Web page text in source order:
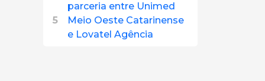
5
parceria entre Unimed
Meio Oeste Catarinense
e Lovatel Agência